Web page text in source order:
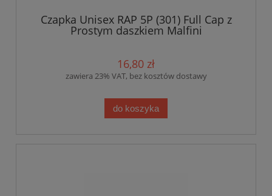
Czapka Unisex RAP 5P (301) Full Cap z
Prostym daszkiem Malfini
16,80 zł
zawiera 23% VAT, bez kosztów dostawy
do koszyka